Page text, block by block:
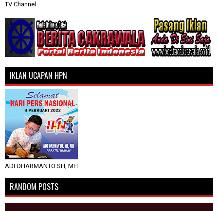
TV Channel
IKLAN UCAPAN HPN
ADI DHARMANTO SH, MH
RANDOM POSTS